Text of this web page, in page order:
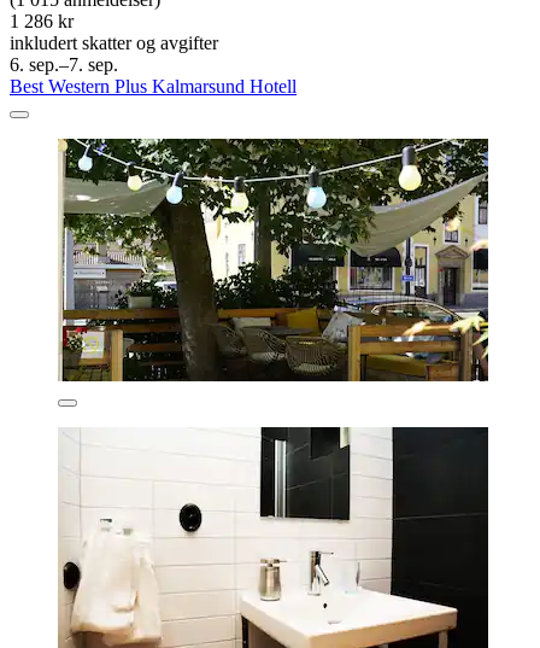
1 286 kr
inkludert skatter og avgifter
6. sep.–7. sep.
Best Western Plus Kalmarsund Hotell